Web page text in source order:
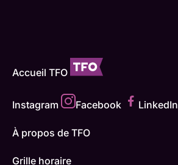
Accueil TFO
Instagram Facebook LinkedIn
À propos de TFO
Grille horaire